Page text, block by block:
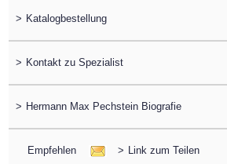
> Katalogbestellung
> Kontakt zu Spezialist
> Hermann Max Pechstein Biografie
Empfehlen > Link zum Teilen